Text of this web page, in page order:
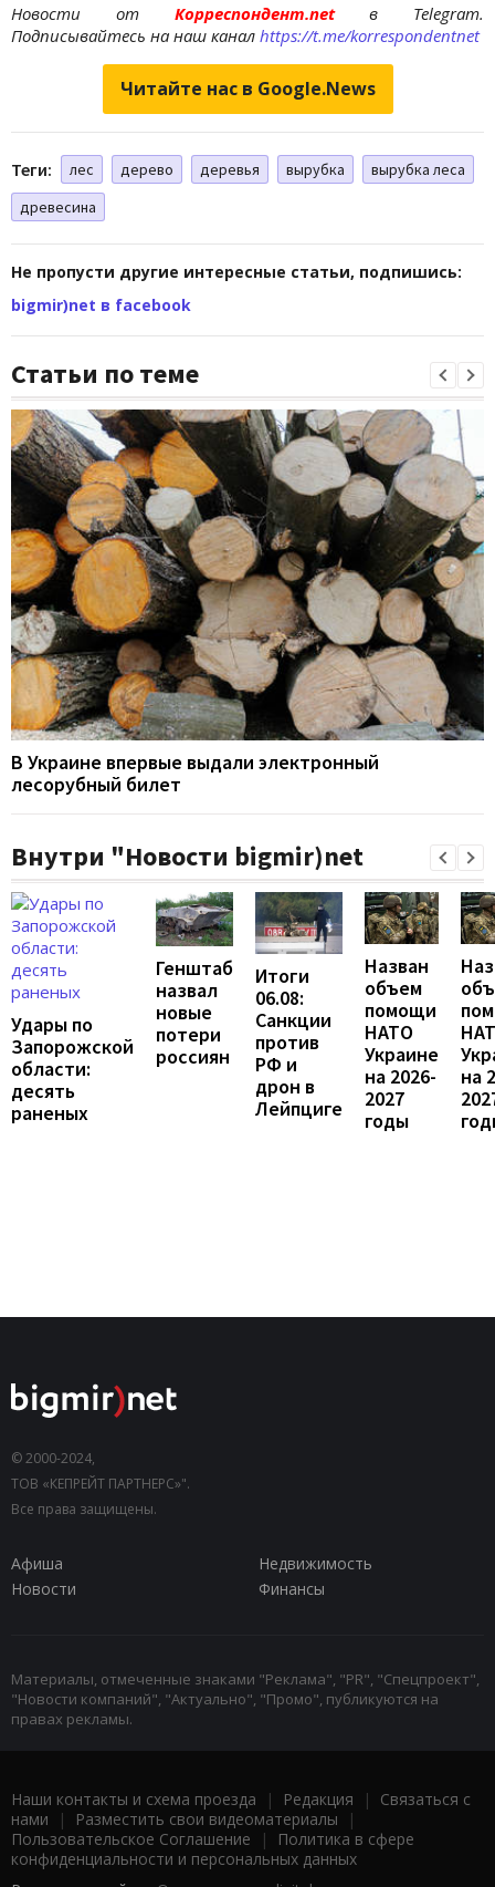
Новости отКорреспондент.netв Telegram.
Подписывайтесь на наш канал https://t.me/korrespondentnet
Читайте нас в Google.News
Теги: лес дерево деревья вырубка
вырубка леса
древесина
Не пропусти другие интересные статьи, подпишись:
bigmir)net в facebook
Статьи по теме
В Украине впервые выдали электронный
лесорубный билет
Внутри "Новости bigmir)net
Удары по
Запорожской
области:
десять
раненых
Генштаб
назвал
новые
потери
россиян
Итоги
06.08:
Санкции
против
РФ и
дрон в
Лейпциге
Назван
объем
помощи
НАТО
Украине
на 2026-
2027
годы
на
© 2000-2024,
ТОВ «КЕПРЕЙТ ПАРТНЕРС»".
Все права защищены.
Афиша
Недвижимость
Новости
Финансы
Материалы, отмеченные знаками "Реклама", "PR", "Спецпроект",
"Новости компаний", "Актуально", "Промо", публикуются на
правах рекламы.
Наши контакты и схема проезда | Редакция | Связаться с
нами | Разместить свои видеоматериалы |
Пользовательское Соглашение |
Политика в сфере
конфиденциальности и персональных данных